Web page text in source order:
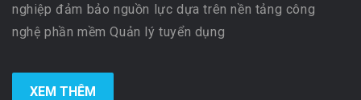
nghiệp đảm bảo nguồn lực dựa trên nền tảng công
nghệ phần mềm Quản lý tuyển dụng
XEM THÊM